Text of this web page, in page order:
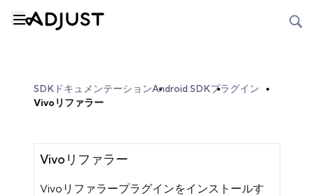
SDKドキュメンテーションAndroid SDKプラグイン
Vivoリファラー
Vivoリファラー
Vivoリファラープラグインをインストールす